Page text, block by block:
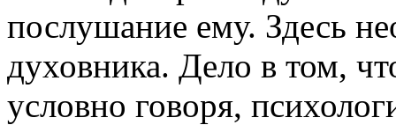
послушание ему. Здесь
духовника. Дело в том,
условно гово­ря,